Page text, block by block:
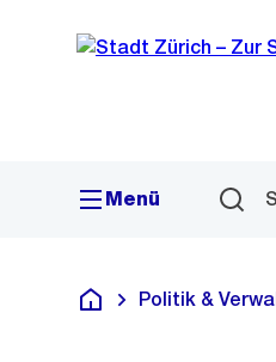
Navigation
Sprunglink
Menü
Deutsch
Politik &